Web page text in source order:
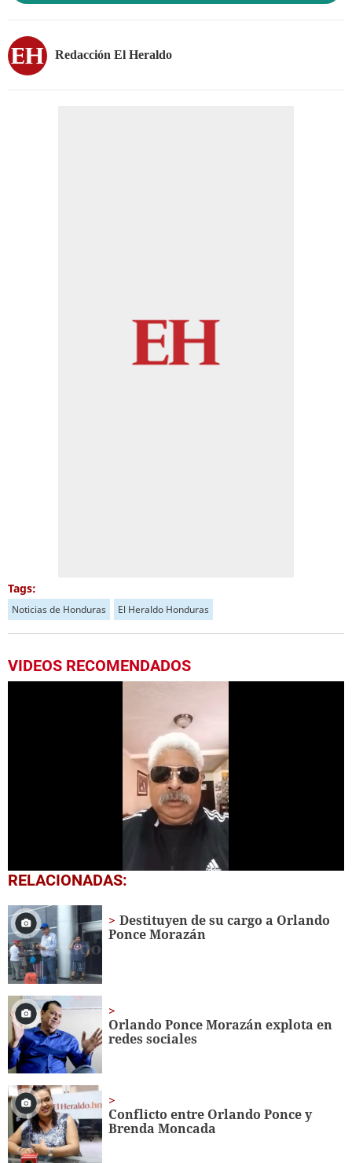
Redacción El Heraldo
Tags:
Noticias de Honduras El Heraldo Honduras
VIDEOS RECOMENDADOS
0
seconds
1
minute,
26
seconds
RELACIONADAS:
Destituyen de su cargo a Orlando
Ponce Morazán
Orlando Ponce Morazán explota en
redes sociales
Conflicto entre Orlando Ponce y
Brenda Moncada